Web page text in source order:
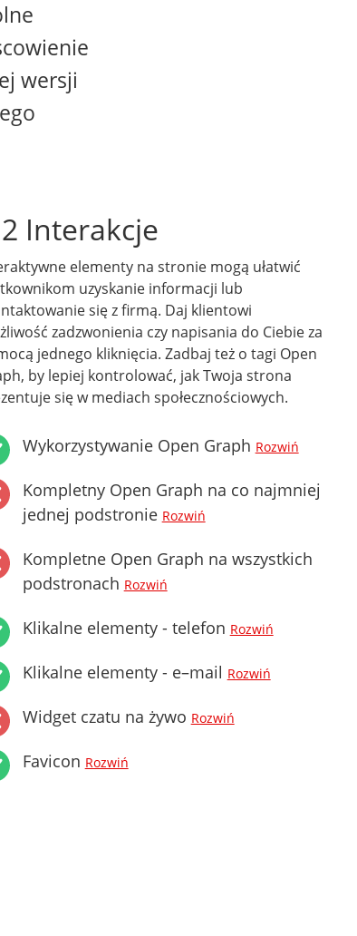
wersji
Interakcje
elementy na stronie mogą ułatwić
uzyskanie informacji lub
się z firmą. Daj klientowi
zadzwonienia czy napisania do Ciebie za
jednego kliknięcia. Zadbaj też o tagi Open
by lepiej kontrolować, jak Twoja strona
się w mediach społecznościowych.
Wykorzystywanie Open Graph Rozwiń
Kompletny Open Graph na co najmniej
jednej podstronie Rozwiń
Kompletne Open Graph na wszystkich
podstronach Rozwiń
Klikalne elementy - telefon Rozwiń
Klikalne elementy - e–mail Rozwiń
Widget czatu na żywo Rozwiń
Favicon Rozwiń